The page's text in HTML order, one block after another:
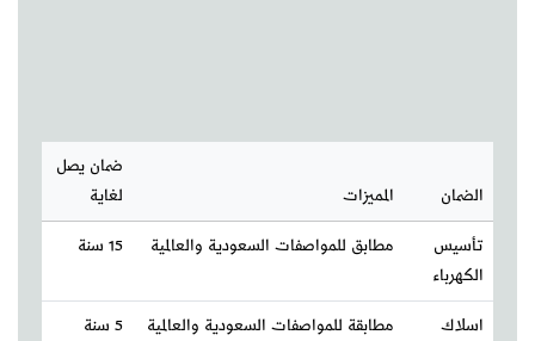
الضمان المميزات
ضمان يصل
لغاية
تأسيس
الكهرباء
مطابق للمواصفات السعودية والعالمية 15 سنة
اسلاك
مطابقة للمواصفات السعودية والعالمية 5 سنة